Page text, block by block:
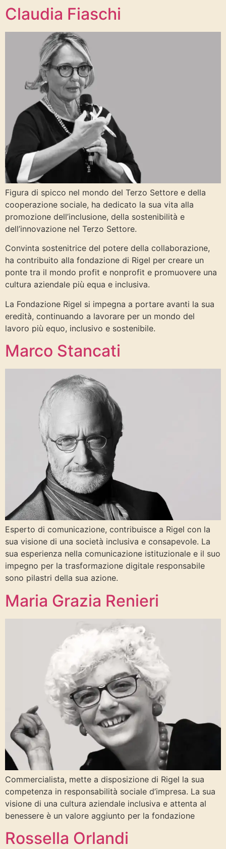
Claudia Fiaschi
Figura di spicco nel mondo del Terzo Settore e della
cooperazione sociale, ha dedicato la sua vita alla
promozione dell’inclusione, della sostenibilità e
dell’innovazione nel Terzo Settore.
Convinta sostenitrice del potere della collaborazione,
ha contribuito alla fondazione di Rigel per creare un
ponte tra il mondo profit e nonprofit e promuovere una
cultura aziendale più equa e inclusiva.
La Fondazione Rigel si impegna a portare avanti la sua
eredità, continuando a lavorare per un mondo del
lavoro più equo, inclusivo e sostenibile.
Marco Stancati
Esperto di comunicazione, contribuisce a Rigel con la
sua visione di una società inclusiva e consapevole. La
sua esperienza nella comunicazione istituzionale e il suo
impegno per la trasformazione digitale responsabile
sono pilastri della sua azione.
Maria Grazia Renieri
Commercialista, mette a disposizione di Rigel la sua
competenza in responsabilità sociale d’impresa. La sua
visione di una cultura aziendale inclusiva e attenta al
benessere è un valore aggiunto per la fondazione
Rossella Orlandi